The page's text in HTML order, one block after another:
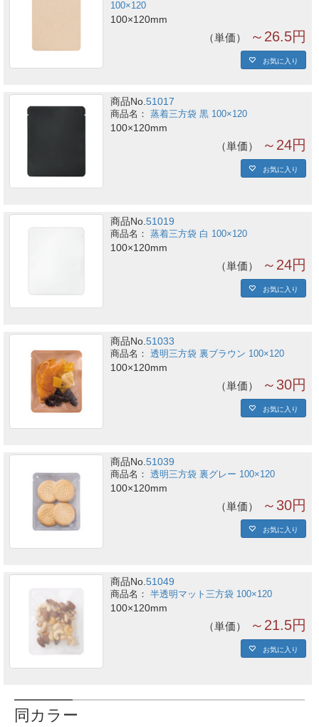
100×120
100×120mm
単価 ～26.5円
お気に入り
商品No.51017
蒸着三方袋 黒 100×120
100×120mm
単価 ～24円
お気に入り
商品No.51019
蒸着三方袋 白 100×120
100×120mm
単価 ～24円
お気に入り
商品No.51033
透明三方袋 裏ブラウン 100×120
100×120mm
単価 ～30円
お気に入り
商品No.51039
透明三方袋 裏グレー 100×120
100×120mm
単価 ～30円
お気に入り
商品No.51049
半透明マット三方袋 100×120
100×120mm
単価 ～21.5円
お気に入り
同カラー